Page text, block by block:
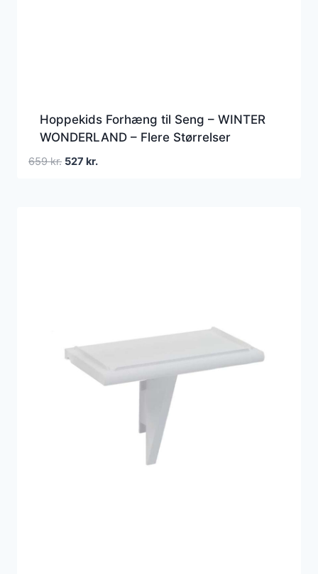
Hoppekids Forhæng til Seng – WINTER
WONDERLAND – Flere Størrelser
659kr. Den
527 kr.Den